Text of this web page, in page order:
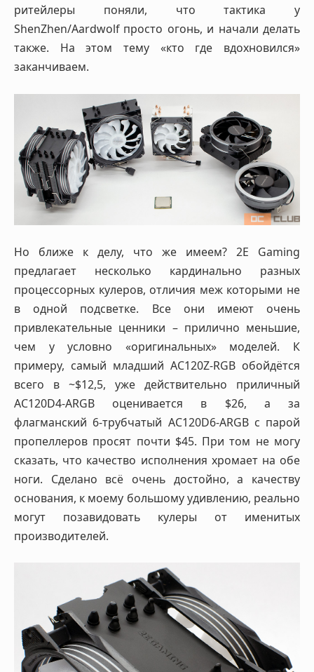
ритейлеры поняли, что тактика у
ShenZhen/Aardwolf просто огонь, и начали делать
также. На этом тему «кто где вдохновился»
заканчиваем.
Но ближе к делу, что же имеем? 2E Gaming
предлагает несколько кардинально разных
процессорных кулеров, отличия меж которыми не
в одной подсветке. Все они имеют очень
привлекательные ценники – прилично меньшие,
чем у условно «оригинальных» моделей. К
примеру, самый младший AC120Z-RGB обойдётся
всего в ~$12,5, уже действительно приличный
AC120D4-ARGB оценивается в $26, а за
флагманский 6-трубчатый AC120D6-ARGB с парой
пропеллеров просят почти $45. При том не могу
сказать, что качество исполнения хромает на обе
ноги. Сделано всё очень достойно, а качеству
основания, к моему большому удивлению, реально
могут позавидовать кулеры от именитых
производителей.